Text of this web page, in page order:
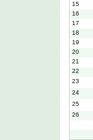
15
16
17
18
19
20
21
22
23
24
25
26